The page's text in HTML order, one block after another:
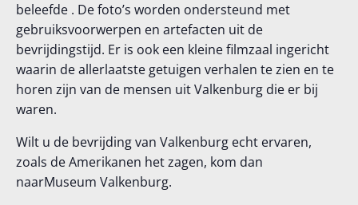
beleefde . De foto’s worden ondersteund met
gebruiksvoorwerpen en artefacten uit de
bevrijdingstijd. Er is ook een kleine filmzaal ingericht
waarin de allerlaatste getuigen verhalen te zien en te
horen zijn van de mensen uitValkenburg die er bij
waren.
Wilt u de bevrijding van Valkenburg echt ervaren,
zoals de Amerikanen het zagen, kom dan
naarMuseum Valkenburg.